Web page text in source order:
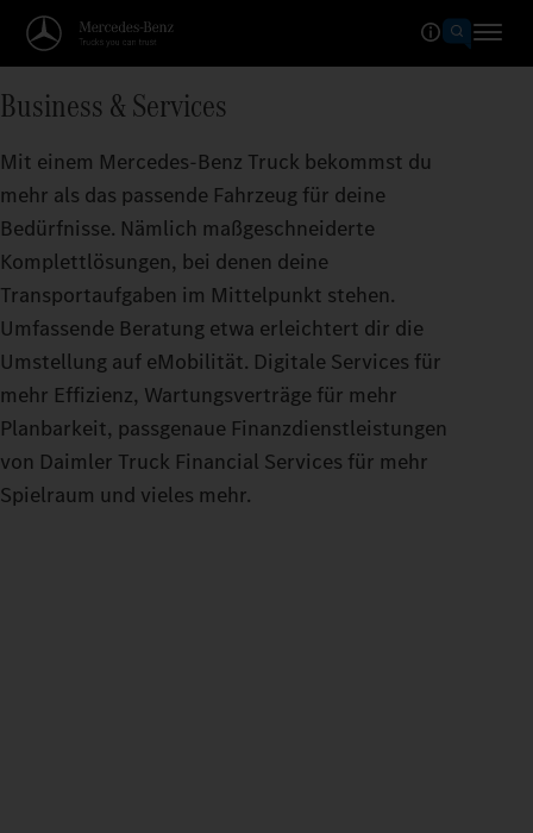
Business & Services
Mit einem Mercedes-Benz Truck bekommst du
mehr als das passende Fahrzeug für deine
Bedürfnisse. Nämlich maßgeschneiderte
Komplettlösungen, bei denen deine
Transportaufgaben im Mittelpunkt stehen.
Umfassende Beratung etwa erleichtert dir die
Umstellung auf eMobilität. Digitale Services für
mehr Effizienz, Wartungsverträge für mehr
Planbarkeit, passgenaue Finanzdienstleistungen
von Daimler Truck Financial Services für mehr
Spielraum und vieles mehr.